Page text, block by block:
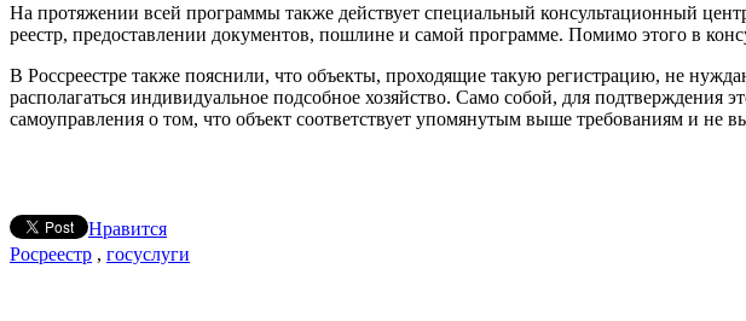
На протяжении всей программы также действует специальный консультационный
реестр, предоставлении документов, пошлине и самой программе. Помимо этого в
В Россреестре также пояснили, что объекты, проходящие такую регистрацию, не
располагаться индивидуальное подсобное хозяйство. Само собой, для подтверждения
самоуправления о том, что объект соответствует упомянутым выше требованиям и не
Нравится
Росреестр , госуслуги